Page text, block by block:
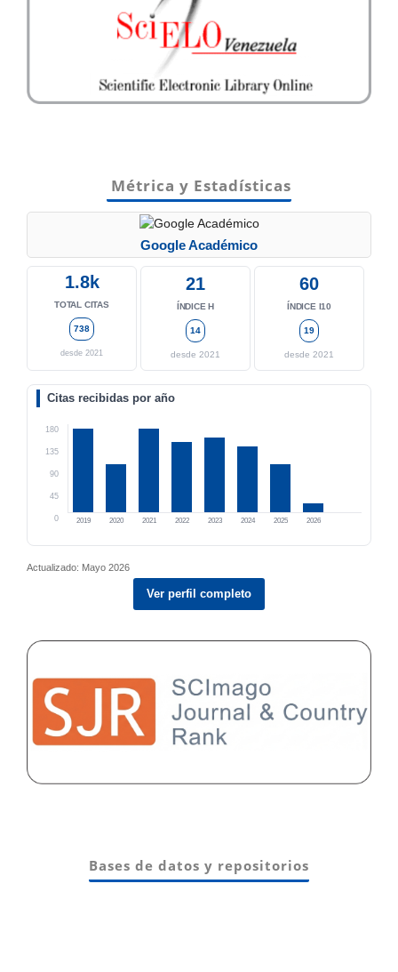
Métrica y Estadísticas
Google Académico
1.8k
TOTAL CITAS
738
desde 2021
21
ÍNDICE H
14
desde 2021
60
ÍNDICE I10
19
desde 2021
Citas recibidas por año
180
135
90
45
0 2019 2020 2021 2022 2023 2024 2025 2026
Actualizado: Mayo 2026
Ver perfil completo
Bases de datos y repositorios